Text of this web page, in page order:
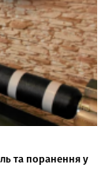
та поранення у